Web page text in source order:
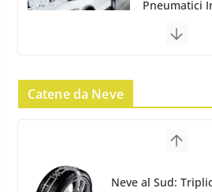
23 Aprile
pneumatici
22 Novembre 2012
Pneumatici
Catene da Neve
Neve al Sud:
26 Gennaio 2017